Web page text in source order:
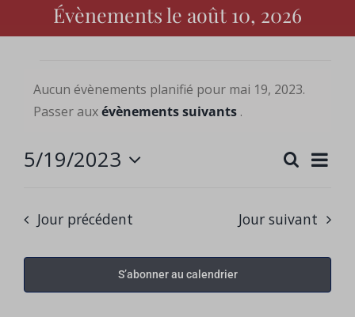
Évènements le août 10, 2026
Évènements
pour
mai
19,
2023
Avis
Aucun évènements planifié pour mai 19, 2023.
Passer auxévènements suivants .
et
de
Jour
5/19/2023
date.
Jour précédent Jour suivant
S’abonner au calendrier